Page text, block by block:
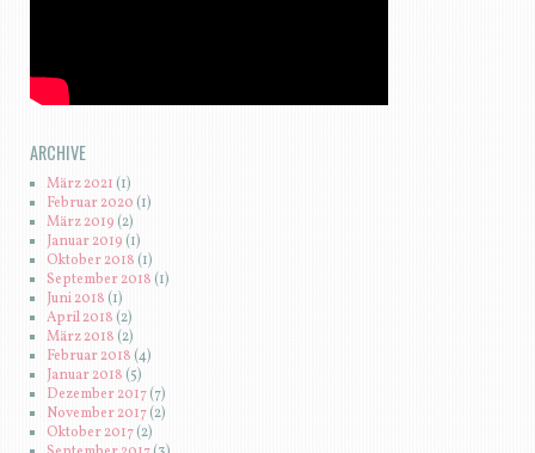
ARCHIVE
März 2021(1)
Februar 2020 (1)
März 2019 (2)
Januar 2019 (1)
Oktober 2018(1)
September 2018 (1)
Juni 2018 (1)
April 2018(2)
März 2018 (2)
Februar 2018(4)
Januar 2018 (5)
Dezember 2017(7)
November 2017(2)
Oktober 2017(2)